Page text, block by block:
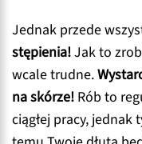
Jednak przede
stępienia!Jak to
wcale trudne.
na skórze! Rób to
ciągłej pracy,